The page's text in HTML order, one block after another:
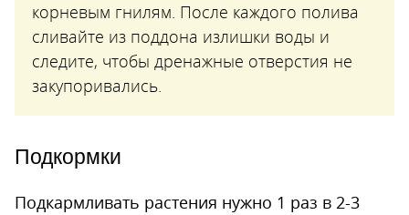
корневым гнилям. После каждого полива
сливайте из поддона излишки воды и
следите, чтобы дренажные отверстия не
закупоривались.
Подкормки
Подкармливать растения нужно 1 раз в 2-3